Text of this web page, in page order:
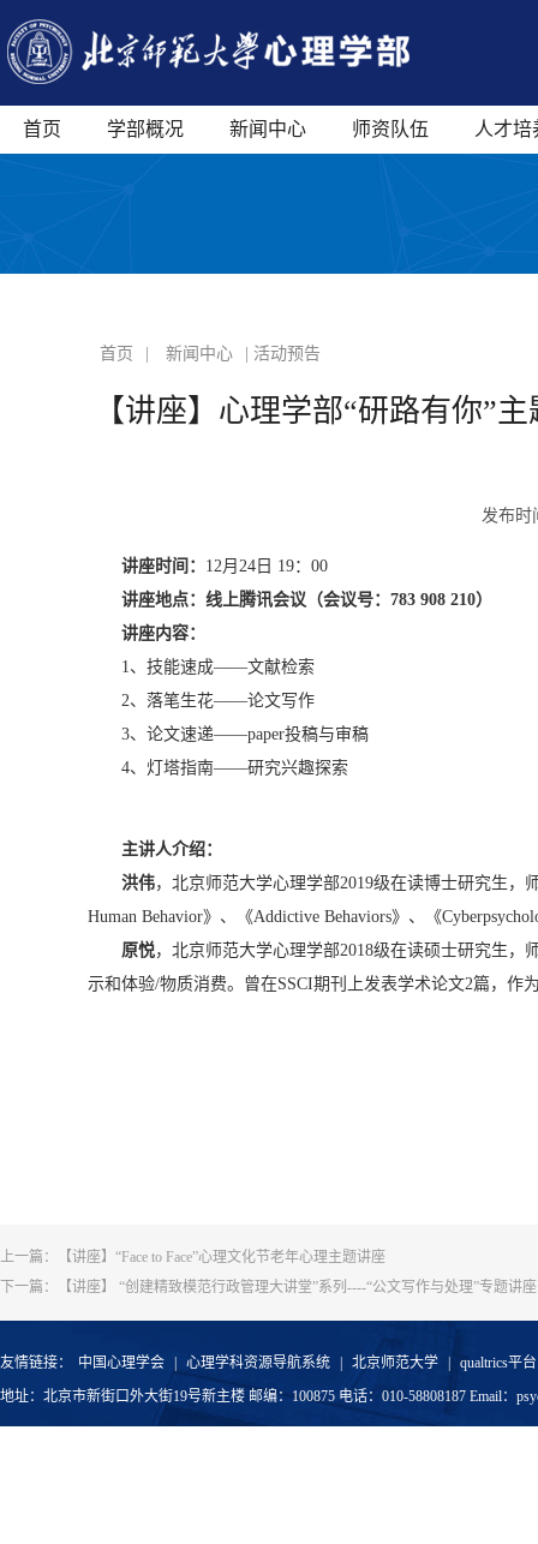
首页 学部概况 新闻中心 师资队伍 人才培
首页 新闻中心 | 活动预告
【讲座】心理学部“研路有你”
发布
讲座时间： 12月 24 日 19： 00
讲座地点：线上腾讯会议（会议号： 783 908 210）
讲座内容：
1、技能速成——文献检索
2、落笔生花——论文写作
3、论文速递——paper投稿与审稿
4、灯塔指南——研究兴趣探索
主讲人介绍：
洪伟，北京师范大学心理学部2019级在读博士研究生，
Human Behavior》、《Addictive Behaviors》、《
原悦， 北京师范大学心理学部2018级在读硕士研究生，
示和体验/物质消费。曾在SSCI期刊上发表学术论文2篇，作
上一篇：
【讲座】“Face to Face”心理文化节老年心理主题讲座
下一篇：
【讲座】 “创建精致模范行政管理大讲堂”系列----“公文写作与处理”专题讲座
友情链接： 中国心理学会 心理学科资源导航系统 北京师范大学
qualtrics平台
地址：北京市新街口外大街19号新主楼 邮编：100875 电话：010-58808187 Email：